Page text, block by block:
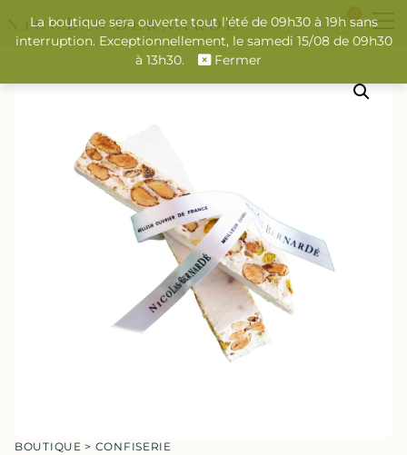
BOUTIQUE > CONFISERIE
La boutique sera ouverte tout l'été de 09h30 à 19h sans
interruption. Exceptionnellement, le samedi 15/08 de 09h30
à 13h30.
Fermer